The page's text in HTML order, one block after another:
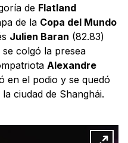
de Flatland
de la Copa del Mundo
Julien Baran (82.83)
colgó la presea
Alexandre
en el podio y se quedó
ciudad de Shanghái.